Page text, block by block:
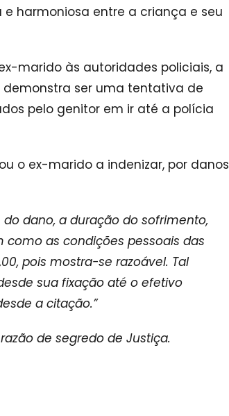
harmoniosa entre a criança e seu
marido às autoridades policiais, a
ser uma tentativa de
pelo genitor em ir até a polícia
o ex-marido a indenizar, por danos
dano, a duração do sofrimento,
como as condições pessoais das
pois mostra-se razoável. Tal
sua fixação até o efetivo
a citação.”
de segredo de Justiça.